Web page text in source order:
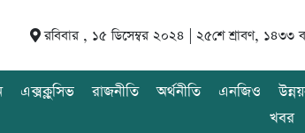
রবিবার , ১৫ ডিসেম্বর ২০২৪ | ২৫শে শ্রাবণ, ১৪৩৩
এক্সক্লুসিভ রাজনীতি অর্থনীতি এনজিও
খবর